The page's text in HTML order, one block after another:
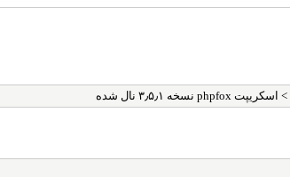
> اسکریپت phpfox نسخه ۳٫۵٫۱ نال شده